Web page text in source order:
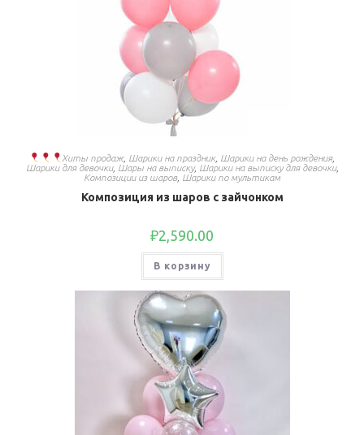
Хиты продаж, Шарики на праздник, Шарики на день рождения,
Шарики для девочки, Шары на выписку, Шарики на выписку для девочки,
Композиции из шаров, Шарики по мультикам
Композиция из шаров с зайчонком
₽2,590.00
В корзину